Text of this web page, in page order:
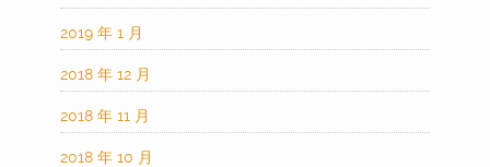
2019 年 1 月
2018 年 12 月
2018 年 11 月
2018 年 10 月